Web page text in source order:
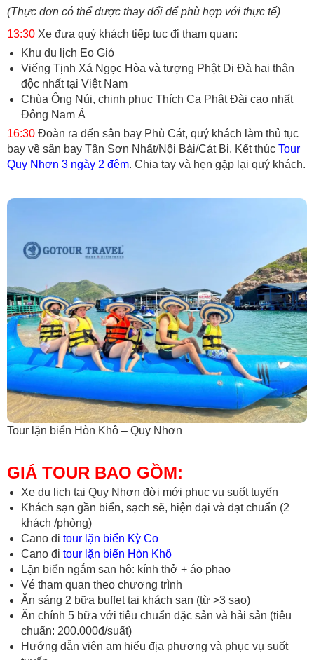
(Thực đơn có thể được thay đổi để phù hợp với thực tế)
13:30 Xe đưa quý khách tiếp tục đi tham quan:
Khu du lịch Eo Gió
Viếng Tịnh Xá Ngọc Hòa và tượng Phật Di Đà hai thân
độc nhất tại Việt Nam
Chùa Ông Núi, chinh phục Thích Ca Phật Đài cao nhất
Đông Nam Á
16:30 Đoàn ra đến sân bay Phù Cát, quý khách làm thủ tục
bay về sân bay Tân Sơn Nhất/Nội Bài/Cát Bi. Kết thúc Tour
Quy Nhơn 3 ngày 2 đêm. Chia tay và hẹn gặp lại quý khách.
Tour lặn biển Hòn Khô – Quy Nhơn
GIÁ TOUR BAO GỒM:
Xe du lịch tại Quy Nhơn đời mới phục vụ suốt tuyến
Khách sạn gần biển, sạch sẽ, hiện đại và đạt chuẩn (2
khách /phòng)
Cano đi tour lặn biển Kỳ Co
Cano đi tour lặn biển Hòn Khô
Lặn biển ngắm san hô: kính thở + áo phao
Vé tham quan theo chương trình
Ăn sáng 2 bữa buffet tại khách sạn (từ >3 sao)
Ăn chính 5 bữa với tiêu chuẩn đặc sản và hải sản (tiêu
chuẩn: 200.000đ/suất)
Hướng dẫn viên am hiểu địa phương và phục vụ suốt